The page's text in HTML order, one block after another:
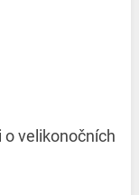
velikonočních